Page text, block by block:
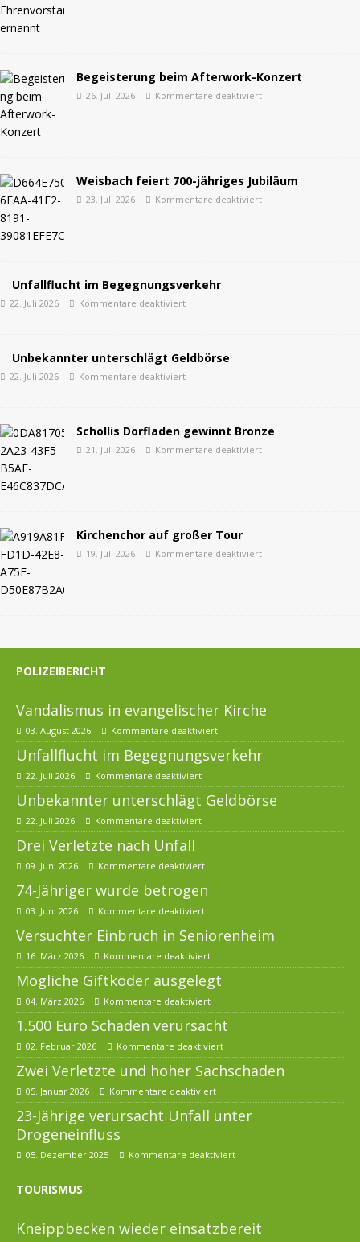
Begeisterung beim Afterwork-Konzert
26. Juli 2026 Kommentare deaktiviert
Weisbach feiert 700-jähriges Jubiläum
23. Juli 2026 Kommentare deaktiviert
Unfallflucht im Begegnungsverkehr
22. Juli 2026 Kommentare deaktiviert
Unbekannter unterschlägt Geldbörse
22. Juli 2026 Kommentare deaktiviert
Schollis Dorfladen gewinnt Bronze
21. Juli 2026 Kommentare deaktiviert
Kirchenchor auf großer Tour
19. Juli 2026 Kommentare deaktiviert
POLIZEIBERICHT
Vandalismus in evangelischer Kirche
03. August 2026 Kommentare deaktiviert
Unfallflucht im Begegnungsverkehr
22. Juli 2026 Kommentare deaktiviert
Unbekannter unterschlägt Geldbörse
22. Juli 2026 Kommentare deaktiviert
Drei Verletzte nach Unfall
09. Juni 2026 Kommentare deaktiviert
74-Jähriger wurde betrogen
03. Juni 2026 Kommentare deaktiviert
Versuchter Einbruch in Seniorenheim
16. März 2026 Kommentare deaktiviert
Mögliche Giftköder ausgelegt
04. März 2026 Kommentare deaktiviert
1.500 Euro Schaden verursacht
02. Februar 2026 Kommentare deaktiviert
Zwei Verletzte und hoher Sachschaden
05. Januar 2026 Kommentare deaktiviert
23-Jährige verursacht Unfall unter
Drogeneinfluss
05. Dezember 2025 Kommentare deaktiviert
TOURISMUS
Kneippbecken wieder einsatzbereit